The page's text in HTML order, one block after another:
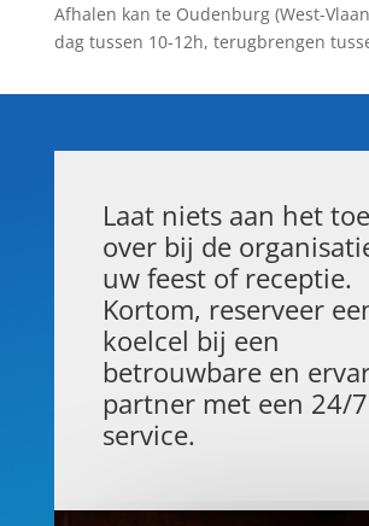
Afhalen kan te Oudenburg (West-
dag tussen 10-12h, terugbrengen
Laat niets aan het
over bij de
uw feest of receptie.
Kortom, reserveer
koelcel bij een
betrouwbare en
partner met een 24/7
service.